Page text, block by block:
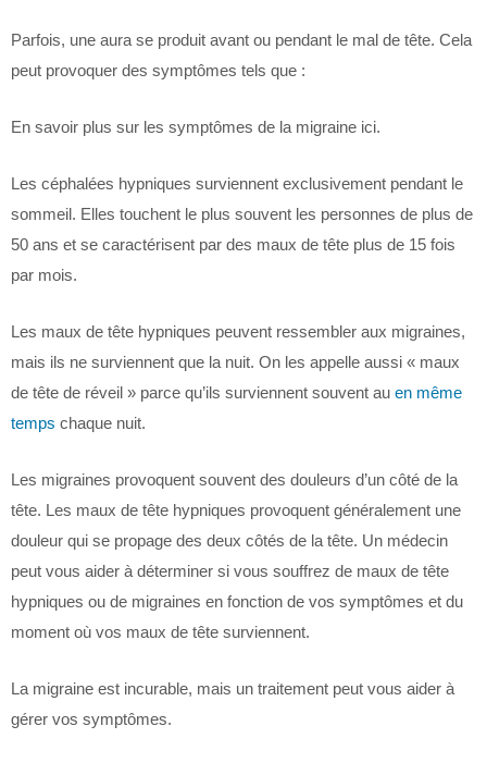
Parfois, une aura se produit avant ou pendant le mal de tête. Cela
peut provoquer des symptômes tels que :
En savoir plus sur les symptômes de la migraine ici.
Les céphalées hypniques surviennent exclusivement pendant le
sommeil. Elles touchent le plus souvent les personnes de plus de
50 ans et se caractérisent par des maux de tête plus de 15 fois
par mois.
Les maux de tête hypniques peuvent ressembler aux migraines,
mais ils ne surviennent que la nuit. On les appelle aussi « maux
de tête de réveil » parce qu’ils surviennent souvent au en même
temps chaque nuit.
Les migraines provoquent souvent des douleurs d’un côté de la
tête. Les maux de tête hypniques provoquent généralement une
douleur qui se propage des deux côtés de la tête. Un médecin
peut vous aider à déterminer si vous souffrez de maux de tête
hypniques ou de migraines en fonction de vos symptômes et du
moment où vos maux de tête surviennent.
La migraine est incurable, mais un traitement peut vous aider à
gérer vos symptômes.